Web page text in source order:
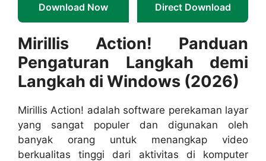
Download Now Direct Download
Mirillis Action! Panduan
Pengaturan Langkah demi
Langkah di Windows (2026)
Mirillis Action! adalah software perekaman layar
yang sangat populer dan digunakan oleh
banyak orang untuk menangkap video
berkualitas tinggi dari aktivitas di komputer